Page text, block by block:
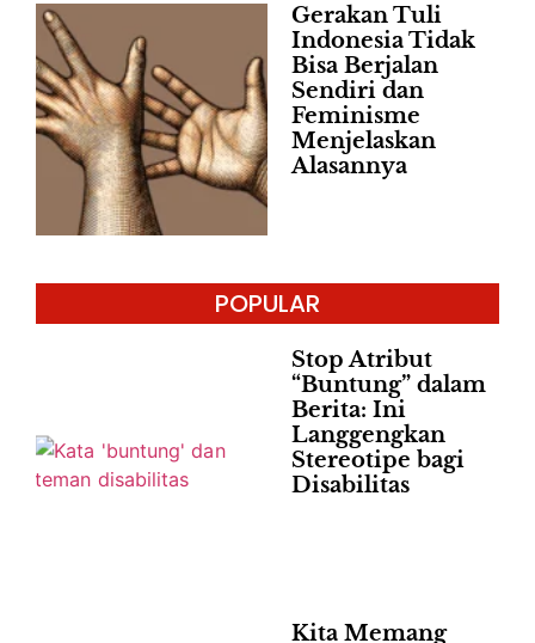
Gerakan Tuli
Indonesia Tidak
Bisa Berjalan
Sendiri dan
Feminisme
Menjelaskan
Alasannya
POPULAR
Stop Atribut
“Buntung” dalam
Berita: Ini
Langgengkan
Stereotipe bagi
Disabilitas
Kita Memang